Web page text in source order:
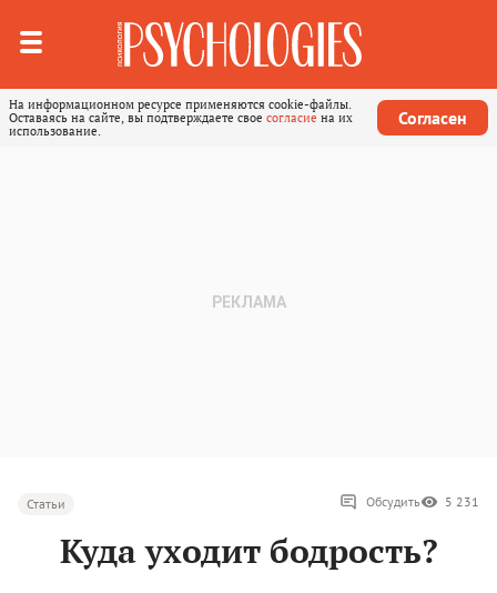
На информационном ресурсе применяются cookie-файлы.
Оставаясь на сайте, вы подтверждаете свое согласие на их
использование.
Согласен
Статьи Обсудить 5 231
Куда уходит бодрость?